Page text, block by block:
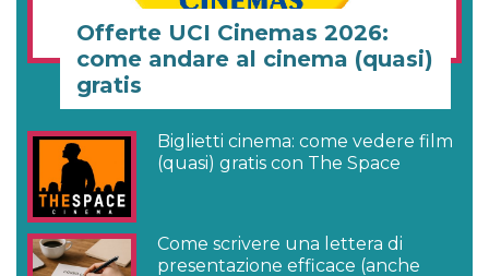
Offerte UCI Cinemas 2026:
come andare al cinema (quasi)
gratis
Biglietti cinema: come vedere film
(quasi) gratis con The Space
Come scrivere una lettera di
presentazione efficace (anche